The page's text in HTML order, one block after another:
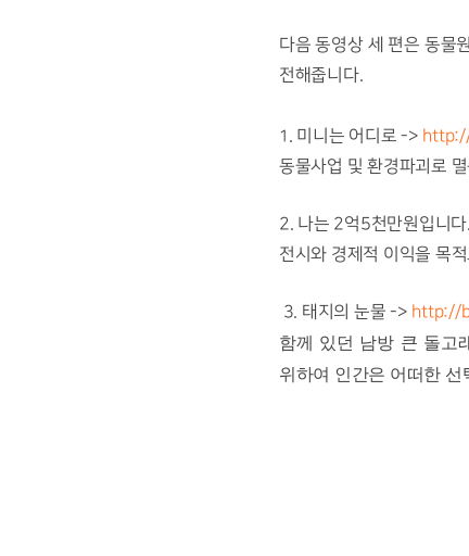
다음 동영상 세 편은 동물
전해줍니다.
1 . 미니는 어디로 ->
동물사업 및 환경파괴로
2. 나는 2억5천만원입니
전시와 경제적 이익을 목
3. 태지의 눈물 -> http://
함께 있던 남방 큰 돌고
위하여 인간은 어떠한 선